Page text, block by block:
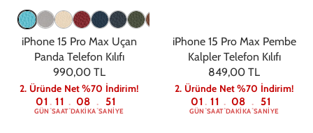
iPhone 15 Pro Max Uçan
Panda Telefon Kılıfı
990,00 TL
2. Üründe Net %70 İndirim!
01
GÜN : 11
SAAT: 08
DAKIKA: 50
SANIYE
iPhone 15 Pro Max Pembe
Kalpler Telefon Kılıfı
849,00 TL
2. Üründe Net %70 İndirim!
01
GÜN : 11
SAAT: 08
DAKIKA: 50
SANIYE